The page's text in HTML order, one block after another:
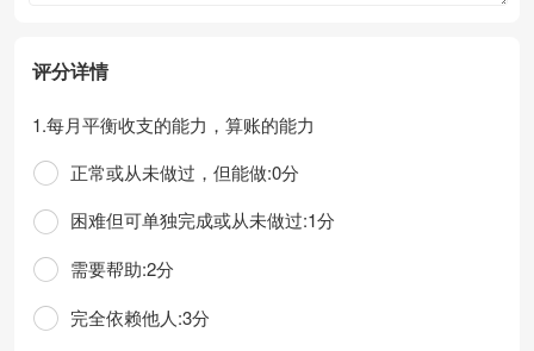
评分详情
1.每月平衡收支的能力，算账的能力
正常或从未做过，但能做:0分
困难但可单独完成或从未做过:1分
需要帮助:2分
完全依赖他人:3分